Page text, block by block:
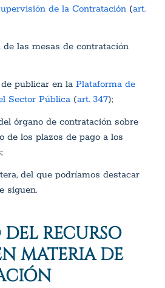
de la Contratación (art.
las mesas de contratación
publicar en la Plataforma de
Sector Pública (art. 347);
órgano de contratación sobre
de los plazos de pago a los
del que podríamos destacar
siguen.
RECURSO
MATERIA DE